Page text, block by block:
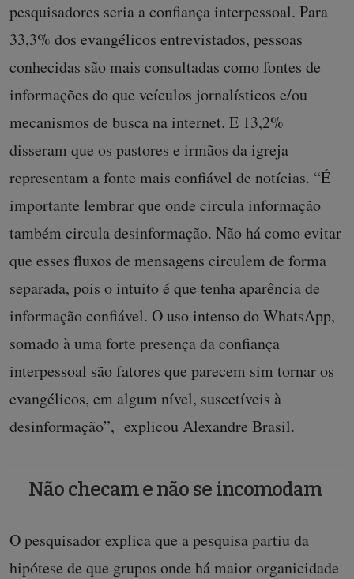
pesquisadores seria a confiança interpessoal. Para
33,3% dos evangélicos entrevistados, pessoas
conhecidas são mais consultadas como fontes de
informações do que veículos jornalísticos e/ou
mecanismos de busca na internet. E 13,2%
disseram que os pastores e irmãos da igreja
representam a fonte mais confiável de notícias. “É
importante lembrar que onde circula informação
também circula desinformação. Não há como evitar
que esses fluxos de mensagens circulem de forma
separada, pois o intuito é que tenha aparência de
informação confiável. O uso intenso do WhatsApp,
somado à uma forte presença da confiança
interpessoal são fatores que parecem sim tornar os
evangélicos, em algum nível, suscetíveis à
desinformação”, explicou Alexandre Brasil.
Não checam e não se incomodam
O pesquisador explica que a pesquisa partiu da
hipótese de que grupos onde há maior organicidade